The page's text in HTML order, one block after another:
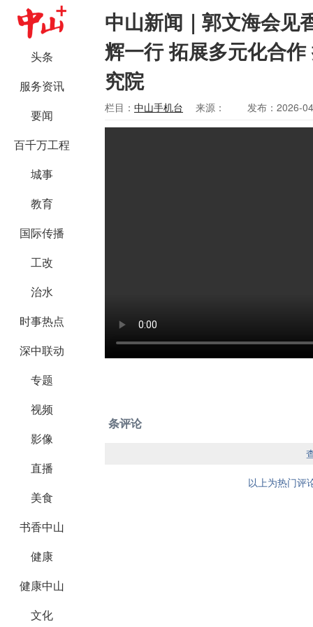
头条
服务资讯
要闻
百千万工程
城事
教育
国际传播
工改
治水
时事热点
深中联动
专题
视频
影像
直播
美食
书香中山
健康
健康中山
文化
中山新闻｜郭文海会见
辉一行 拓展多元化合
究院
栏目： 中山手机台 来源： 发布：2026-
条评论
以上为热门评